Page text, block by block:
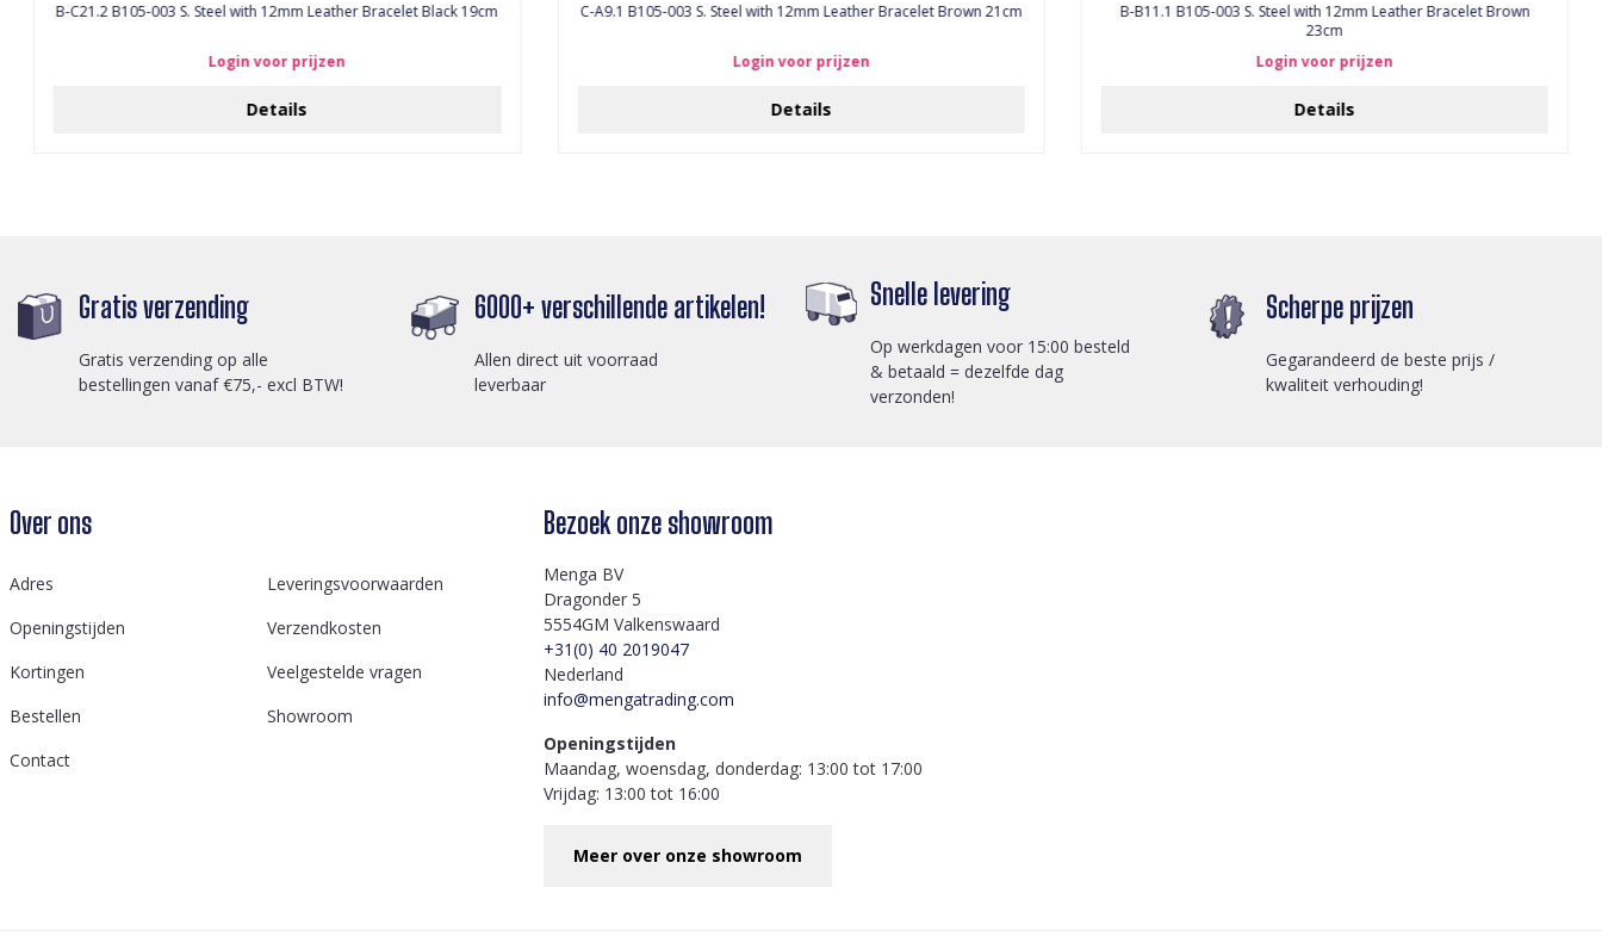
B-C21.2 B105-003 S. Steel with 12mm Leather Bracelet Black 19cm
Login voor prijzen
Details
C-A9.1 B105-003 S. Steel with 12mm Leather Bracelet Brown 21cm
Login voor prijzen
Details
B-B11.1 B105-003 S. Steel with 12mm Leather Bracelet Brown
23cm
Login voor prijzen
Details
Gratis verzending
Gratis verzending op alle
bestellingen vanaf €75,- excl BTW!
6000+ verschillende artikelen!
Allen direct uit voorraad
leverbaar
Snelle levering
Op werkdagen voor 15:00 besteld
& betaald = dezelfde dag
verzonden!
Scherpe prijzen
Gegarandeerd de beste prijs /
kwaliteit verhouding!
Over ons
Adres
Leveringsvoorwaarden
Openingstijden
Verzendkosten
Kortingen
Veelgestelde vragen
Bestellen
Showroom
Contact
Bezoek onze showroom
Menga BV
Dragonder 5
5554GM Valkenswaard
+31(0) 40 2019047
Nederland
info@mengatrading.com
Openingstijden
Maandag, woensdag, donderdag: 13:00 tot 17:00
Vrijdag: 13:00 tot 16:00
Meer over onze showroom